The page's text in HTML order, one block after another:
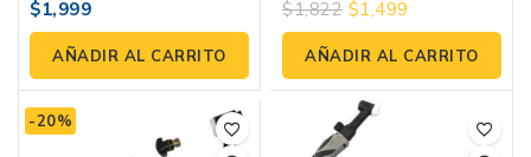
0
fuera
5
$1,999
AÑADIR AL CARRITO
0
fuera
5
$1,822 $1,499
AÑADIR AL CARRITO
-20%